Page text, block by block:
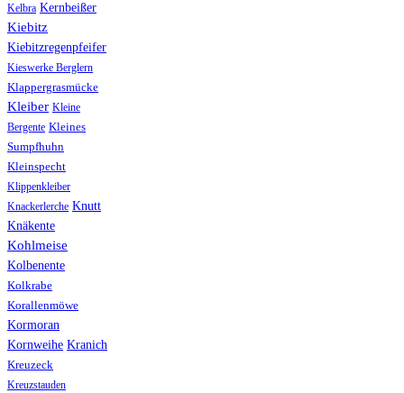
Kelbra Kernbeißer
Kiebitz
Kiebitzregenpfeifer
Kieswerke Berglern
Klappergrasmücke
Kleiber Kleine
Bergente Kleines
Sumpfhuhn
Kleinspecht
Klippenkleiber
Knackerlerche Knutt
Knäkente
Kohlmeise
Kolbenente
Kolkrabe
Korallenmöwe
Kormoran
Kornweihe Kranich
Kreuzeck
Kreuzstauden